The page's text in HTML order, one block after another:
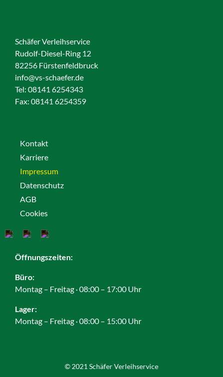
Schäfer Verleihservice
Rudolf-Diesel-Ring 12
82256 Fürstenfeldbruck
info@vs-schaefer.de
Tel: 08141 6254343
Fax: 08141 6254359
Kontakt
Karriere
Impressum
Datenschutz
AGB
Cookies
Öffnungszeiten:
Büro:
Montag – Freitag · 08:00 – 17:00 Uhr
Lager:
Montag – Freitag · 08:00 – 15:00 Uhr
© 2021 Schäfer Verleihservice